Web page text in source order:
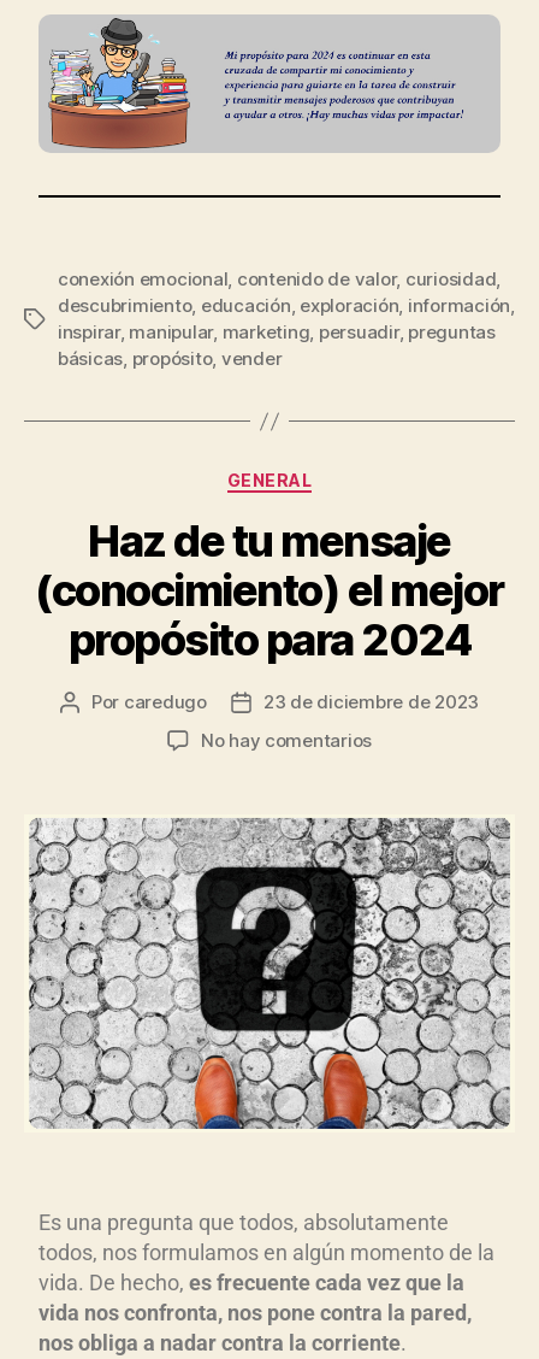
conexión emocional, contenido de valor, curiosidad,
descubrimiento, educación, exploración, información,
inspirar, manipular, marketing, persuadir, preguntas
básicas, propósito, vender
GENERAL
Haz de tu mensaje
(conocimiento) el mejor
propósito para 2024
Por caredugo
23 de diciembre de 2023
No hay comentarios
Es una pregunta que todos, absolutamente
todos, nos formulamos en algún momento de la
vida. De hecho, es frecuente cada vez que la
vida nos confronta, nos pone contra la pared,
nos obliga a nadar contra la corriente.